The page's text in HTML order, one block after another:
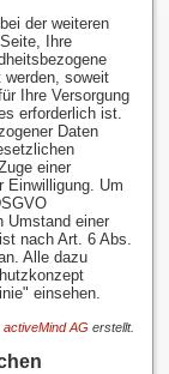
der weiteren
Ihre
werden, soweit
Ihre Versorgung
erforderlich ist.
Daten
einer
Einwilligung. Um
Umstand einer
nach Art. 6 Abs.
Alle dazu
einsehen.
activeMind AG erstellt.